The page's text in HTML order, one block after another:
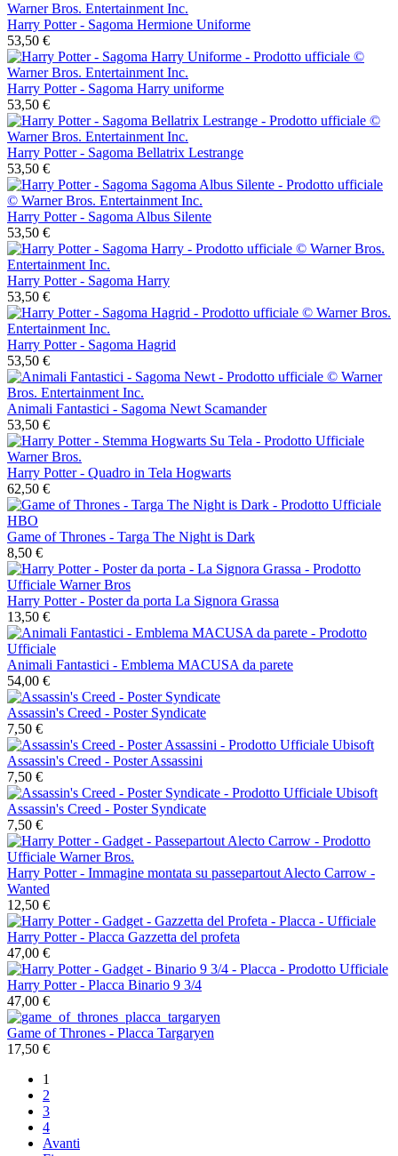
Harry Potter - Sagoma Hermione Uniforme
53,50 €
Harry Potter - Sagoma Harry uniforme
53,50 €
Harry Potter - Sagoma Bellatrix Lestrange
53,50 €
Harry Potter - Sagoma Albus Silente
53,50 €
Harry Potter - Sagoma Harry
53,50 €
Harry Potter - Sagoma Hagrid
53,50 €
Animali Fantastici - Sagoma Newt Scamander
53,50 €
Harry Potter - Quadro in Tela Hogwarts
62,50 €
Game of Thrones - Targa The Night is Dark
8,50 €
Harry Potter - Poster da porta La Signora Grassa
13,50 €
Animali Fantastici - Emblema MACUSA da parete
54,00 €
Assassin's Creed - Poster Syndicate
7,50 €
Assassin's Creed - Poster Assassini
7,50 €
Assassin's Creed - Poster Syndicate
7,50 €
Harry Potter - Immagine montata su passepartout Alecto Carrow -
Wanted
12,50 €
Harry Potter - Placca Gazzetta del profeta
47,00 €
Harry Potter - Placca Binario 9 3/4
47,00 €
Game of Thrones - Placca Targaryen
17,50 €
1
2
3
4
Avanti